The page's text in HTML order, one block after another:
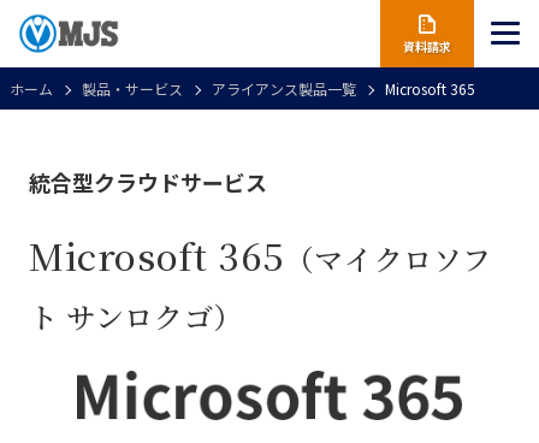
資料請求
ホーム 製品・サービス アライアンス製品一覧 Microsoft 365
統合型クラウドサービス
Microsoft 365 （マイクロソフ
ト サンロクゴ）